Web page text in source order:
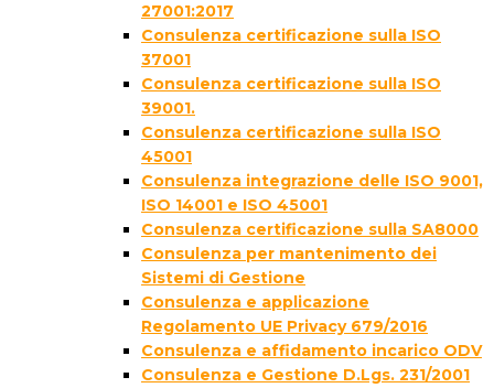
27001:2017
Consulenza certificazione sulla ISO
37001
Consulenza certificazione sulla ISO
39001.
Consulenza certificazione sulla ISO
45001
Consulenza integrazione delle ISO 9001,
ISO 14001 e ISO 45001
Consulenza certificazione sulla SA8000
Consulenza per mantenimento dei
Sistemi di Gestione
Consulenza e applicazione
Regolamento UE Privacy 679/2016
Consulenza e affidamento incarico ODV
Consulenza e Gestione D.Lgs. 231/2001